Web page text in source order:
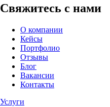
Свяжитесь с нами
О компании
Кейсы
Портфолио
Отзывы
Блог
Вакансии
Контакты
Услуги